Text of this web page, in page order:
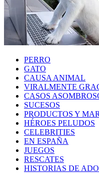
PERRO
GATO
CAUSA ANIMAL
VIRALMENTE
CASOS
SUCESOS
PRODUCTOS Y
HÉROES PELUDOS
CELEBRITIES
EN ESPAÑA
JUEGOS
RESCATES
HISTORIAS DE